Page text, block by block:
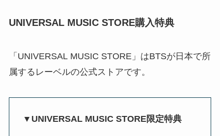
UNIVERSAL MUSIC STORE購入特典
「UNIVERSAL MUSIC STORE」はBTSが日本で所
属するレーベルの公式ストアです。
▼UNIVERSAL MUSIC STORE限定特典